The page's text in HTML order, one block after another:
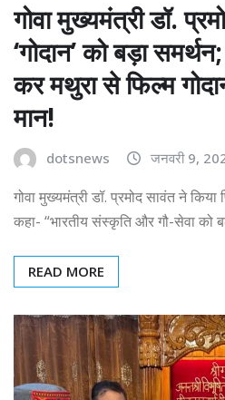
गोवा मुख्यमंत्री डॉ.
‘गोदान’ को बड़ा
कर मथुरा से फिल्म
मान!
dotsnews जनवरी 9,
गोवा मुख्यमंत्री डॉ. प्रमोद सावंत ने किया
कहा- “भारतीय संस्कृति और गौ-सेवा को
READ MORE